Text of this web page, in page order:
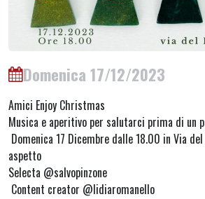
Domenica 17/12/2023
Amici Enjoy Christmas
Musica e aperitivo per salutarci prima di un
Domenica 17 Dicembre dalle 18.00 in Via
aspetto
Selecta @salvopinzone
Content creator @lidiaromanello